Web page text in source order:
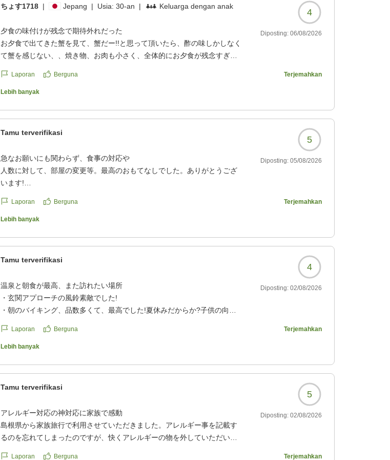
ちょす1718 | Jepang | Usia:30-an | Keluarga dengan anak
4
夕食の味付けが残念で期待外れだった
お夕食で出てきた蟹を見て、蟹だー!!と思って頂いたら、酢の味しかしなく
て蟹を感じない、、焼き物、お肉も小さく、全体的にお夕食が残念すぎま
大家族で伺いましたが、大人全員、夕食が残念と言っておりました。甥っ
子達が頼んだお子様メニューのが豪華で美味しそうでした。
夕食を楽しみに行っていたので残念です。
クチコミの詳細はこちらから
https://review.travel.rakuten.co.jp/hotel/voice/72078?
reviewId=33123478479101
Diposting: 06/08/2026
Laporan Berguna Terjemahkan
Lebih banyak
Tamu terverifikasi
5
急なお願いにも関わらず、食事の対応や
人数に対して、部屋の変更等。最高のおもてなしでした。ありがとうござ
います!
https://review.travel.rakuten.co.jp/hotel/voice/72078?
reviewId=33123478448778
Diposting: 05/08/2026
Laporan Berguna Terjemahkan
Lebih banyak
Tamu terverifikasi
4
温泉と朝食が最高、また訪れたい場所
・玄関アプローチの風鈴素敵でした!
・朝のバイキング、品数多くて、最高でした!夏休みだからか?子供の向け
ご当地ソウルフードもあり良かったです!
・夕食なしで、23時までチェックイン、お風呂も夜遅くまで入れるのがと
・温泉の泉質が最高!お肌スベスベ
・湯上がりスペースに冷水器があり良かったが、器具の脇?がほこり溜まっ
・新潟市中心から気軽に行ける距離感は平日夜でも1人で行きやすく、あり
がたい。また是非訪れたいです。
クチコミの詳細はこちらから
reviewId=33123478318747
Diposting: 02/08/2026
Laporan Berguna Terjemahkan
Lebih banyak
Tamu terverifikasi
5
アレルギー対応の神対応に家族で感動
島根県から家族旅行で利用させていただきました。アレルギー事を記載す
るのを忘れてしまったのですが、快くアレルギーの物を外していただいた
Diposting: 02/08/2026
Laporan Berguna Terjemahkan